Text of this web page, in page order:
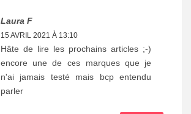
Laura F
15 AVRIL 2021 À 13:10
Hâte de lire les prochains articles ;-)
encore une de ces marques que je
n'ai jamais testé mais bcp entendu
parler